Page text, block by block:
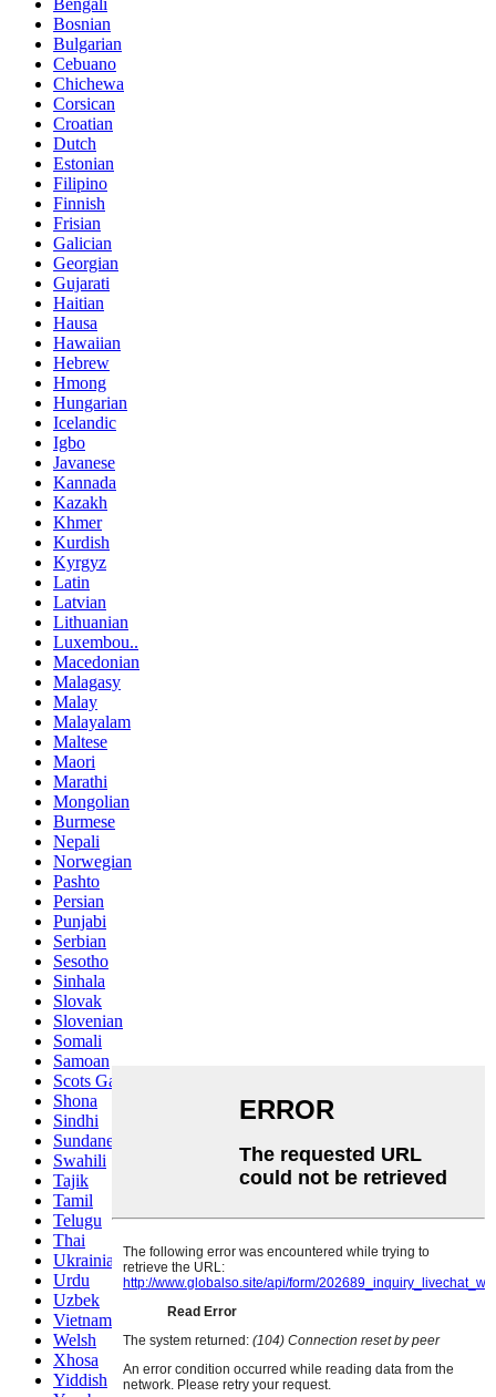
Bengali
Bosnian
Bulgarian
Cebuano
Chichewa
Corsican
Croatian
Dutch
Estonian
Filipino
Finnish
Frisian
Galician
Georgian
Gujarati
Haitian
Hausa
Hawaiian
Hebrew
Hmong
Hungarian
Icelandic
Igbo
Javanese
Kannada
Kazakh
Khmer
Kurdish
Kyrgyz
Latin
Latvian
Lithuanian
Luxembou..
Macedonian
Malagasy
Malay
Malayalam
Maltese
Maori
Marathi
Mongolian
Burmese
Nepali
Norwegian
Pashto
Persian
Punjabi
Serbian
Sesotho
Sinhala
Slovak
Slovenian
Somali
Samoan
Scots Gaelic
Shona
Sindhi
Sundanese
Swahili
Tajik
Tamil
Telugu
Thai
Ukrainian
Urdu
Uzbek
Vietnamese
Welsh
Xhosa
Yiddish